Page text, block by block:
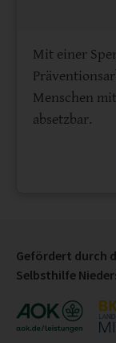
Mit einer
Menschen
absetzbar.
Gefördert durch
Selbsthilfe